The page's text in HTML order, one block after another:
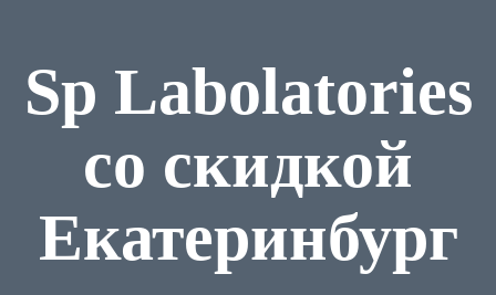
Sp Labolatories
со скидкой
Екатеринбург